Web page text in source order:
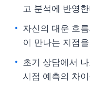
고 분석에 반영
자신의 대운 흐
이 만나는 지점
초기 상담에서
시점 예측의 차